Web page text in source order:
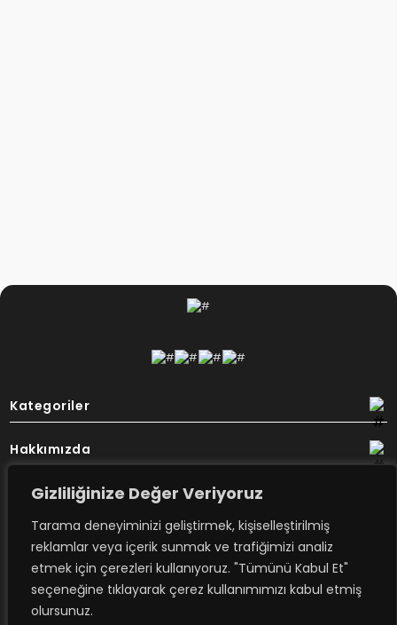
Gizliliğinize Değer Veriyoruz
Tarama deneyiminizi geliştirmek, kişiselleştirilmiş
reklamlar veya içerik sunmak ve trafiğimizi analiz
etmek için çerezleri kullanıyoruz. "Tümünü Kabul Et"
seçeneğine tıklayarak çerez kullanımımızı kabul etmiş
olursunuz.
Kategoriler
Hakkımızda
Destek
Bülten